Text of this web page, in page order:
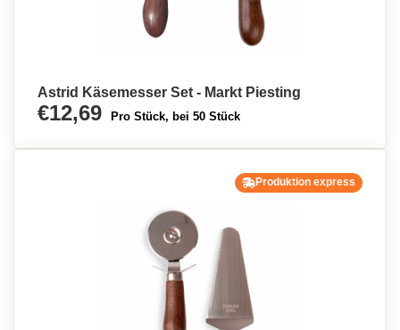
Astrid Käsemesser Set - Markt Piesting
€12,69 Pro Stück, bei 50 Stück
Produktion express